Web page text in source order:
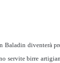
Baladin diventerà
servite birre